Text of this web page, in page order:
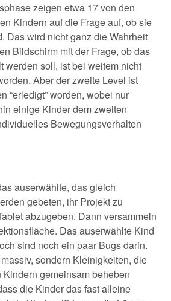
zeigen etwa 17 von den
Kindern auf die Frage auf, ob sie
Das wird nicht ganz die Wahrheit
Bildschirm mit der Frage, ob das
werden soll, ist bei weitem nicht
Aber der zweite Level ist
“erledigt” worden, wobei nur
einige Kinder dem zweiten
Bewegungsverhalten
auserwählte, das gleich
gebeten, ihr Projekt zu
abzugeben. Dann versammeln
Das auserwählte Kind
sind noch ein paar Bugs darin.
sondern Kleinigkeiten, die
gemeinsam beheben
die Kinder das fast alleine